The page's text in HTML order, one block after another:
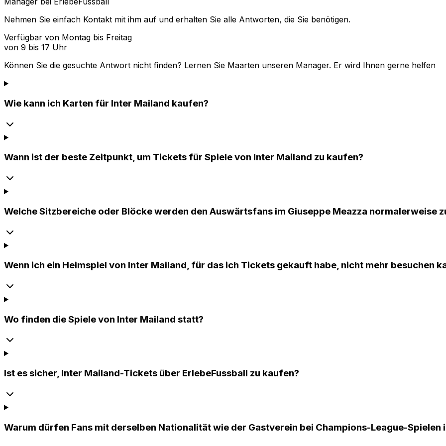
Nehmen Sie einfach Kontakt mit ihm auf und erhalten Sie alle Antworten, die Sie benötigen.
Verfügbar von Montag bis Freitag
von 9 bis 17 Uhr
Können Sie die gesuchte Antwort nicht finden? Lernen Sie Maarten unseren Manager. Er wird Ihnen gerne helfen
Wie kann ich Karten für Inter Mailand kaufen?
Wann ist der beste Zeitpunkt, um Tickets für Spiele von Inter Mailand zu kaufen?
Welche Sitzbereiche oder Blöcke werden den Auswärtsfans im Giuseppe Meazza normalerweise
Wenn ich ein Heimspiel von Inter Mailand, für das ich Tickets gekauft habe, nicht mehr besuchen
Wo finden die Spiele von Inter Mailand statt?
Ist es sicher, Inter Mailand-Tickets über ErlebeFussball zu kaufen?
Warum dürfen Fans mit derselben Nationalität wie der Gastverein bei Champions-League-Spielen